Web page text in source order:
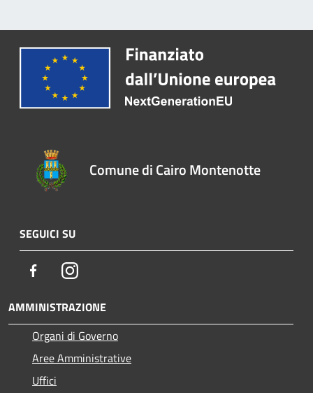
Comune di Cairo Montenotte
SEGUICI SU
FacebookInstagram
AMMINISTRAZIONE
Organi di Governo
Aree Amministrative
Uffici